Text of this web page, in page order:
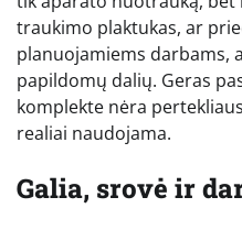
traukimo plaktukas, ar
planuojamiems darbams,
papildomų dalių. Geras
komplekte nėra
realiai naudojama.
Galia, srovė ir